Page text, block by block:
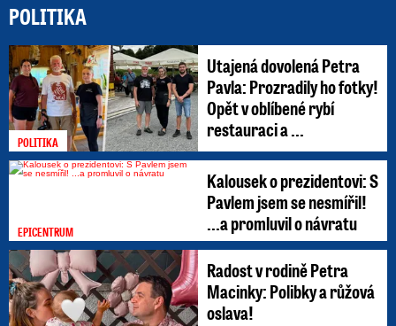
POLITIKA
POLITIKA
Utajená dovolená Petra
Pavla: Prozradily ho fotky!
Opět v oblíbené rybí
restauraci a ...
EPICENTRUM
Kalousek o prezidentovi: S
Pavlem jsem se nesmířil!
...a promluvil o návratu
Radost v rodině Petra
Macinky: Polibky a růžová
oslava!